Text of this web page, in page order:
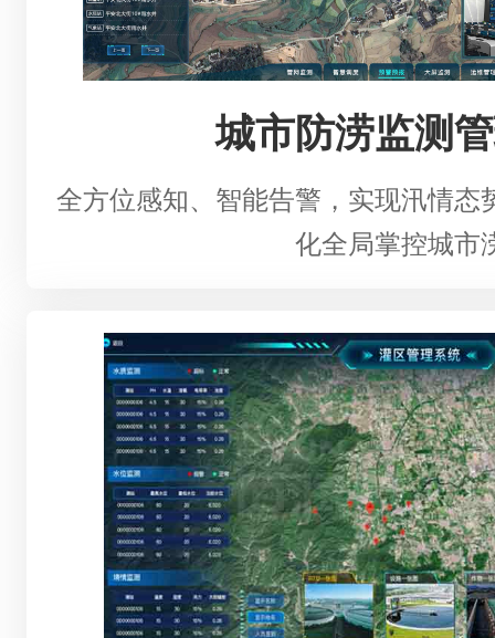
城市防涝监测
全方位感知、智能告警，实现汛情态
化全局掌控城市